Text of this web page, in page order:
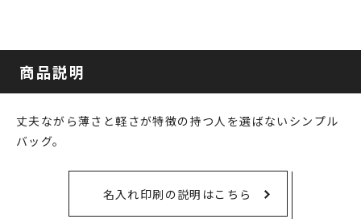
商品説明
丈夫ながら薄さと軽さが特徴の持つ人を選ばないシンプル
バッグ。
名入れ印刷の説明はこちら